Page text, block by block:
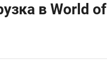
в World of